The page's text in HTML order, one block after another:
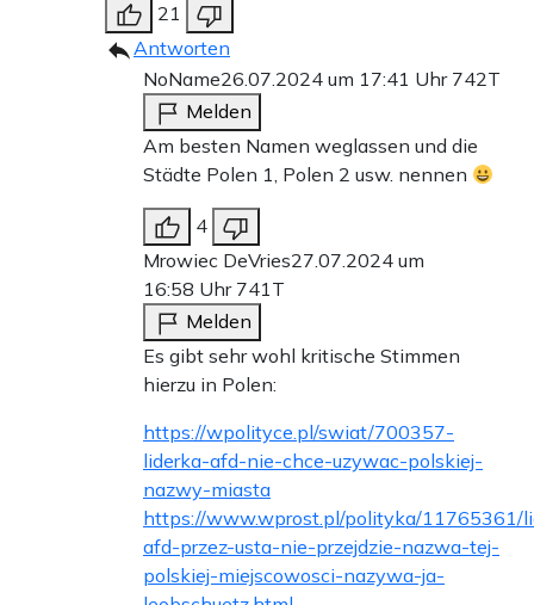
21
Antworten
NoName26.07.2024 um 17:41 Uhr 742T
Melden
Am besten Namen weglassen und die
Städte Polen 1, Polen 2 usw. nennen
4
Mrowiec DeVries27.07.2024 um
16:58 Uhr 741T
Melden
Es gibt sehr wohl kritische Stimmen
hierzu in Polen:
https://wpolityce.pl/swiat/700357-
liderka-afd-nie-chce-uzywac-polskiej-
nazwy-miasta
https://www.wprost.pl/polityka/11765361/
afd-przez-usta-nie-przejdzie-nazwa-tej-
polskiej-miejscowosci-nazywa-ja-